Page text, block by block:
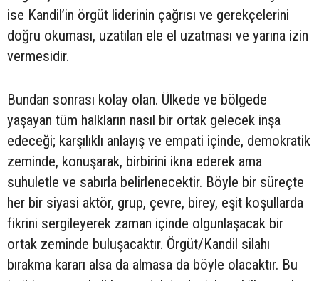
ise Kandil’in örgüt liderinin çağrısı ve gerekçelerini
doğru okuması, uzatılan ele el uzatması ve yarına izin
vermesidir.
Bundan sonrası kolay olan. Ülkede ve bölgede
yaşayan tüm halkların nasıl bir ortak gelecek inşa
edeceği; karşılıklı anlayış ve empati içinde, demokratik
zeminde, konuşarak, birbirini ikna ederek ama
suhuletle ve sabırla belirlenecektir. Böyle bir süreçte
her bir siyasi aktör, grup, çevre, birey, eşit koşullarda
fikrini sergileyerek zaman içinde olgunlaşacak bir
ortak zeminde buluşacaktır. Örgüt/Kandil silahı
bırakma kararı alsa da almasa da böyle olacaktır. Bu